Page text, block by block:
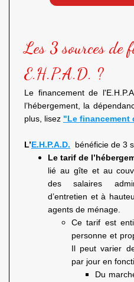
Les 3 sources de
E.H.P.A.D. ?
Le financement de
l’hébergement, la
plus, lisez "Le financement
L’E.H.P.A.D.
bénéficie de 3
Le tarif de
lié au gîte et au
des salaires
d’entretien et à
agents de ménage.
Ce tarif est
personne et
Il peut varier
par jour en
Du